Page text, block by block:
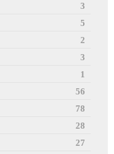
3
5
2
3
1
56
78
28
27